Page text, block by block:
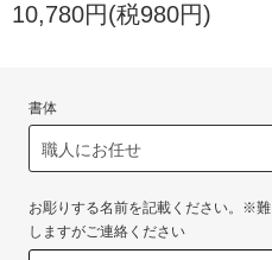
10,780円(税980円)
書体
お彫りする名前を記載ください。※
しますがご連絡ください